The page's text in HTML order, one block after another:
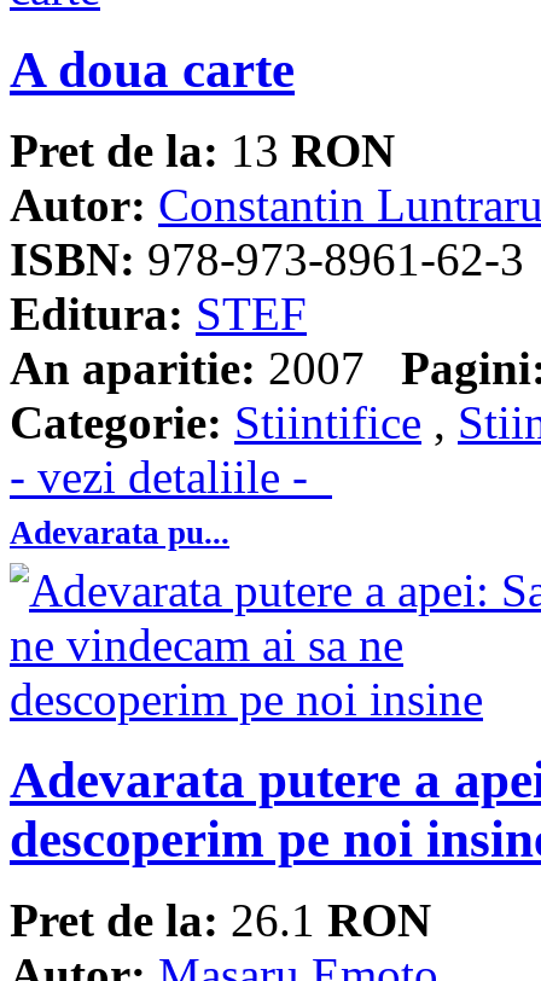
A doua carte
Pret de la: 13 RON
Autor: Constantin
ISBN: 978-973-8961-62-3
Editura: STEF
An aparitie: 2007
Categorie: Stiintifice ,
- vezi detaliile -
Adevarata pu...
Adevarata putere a
descoperim pe noi
Pret de la: 26.1 RON